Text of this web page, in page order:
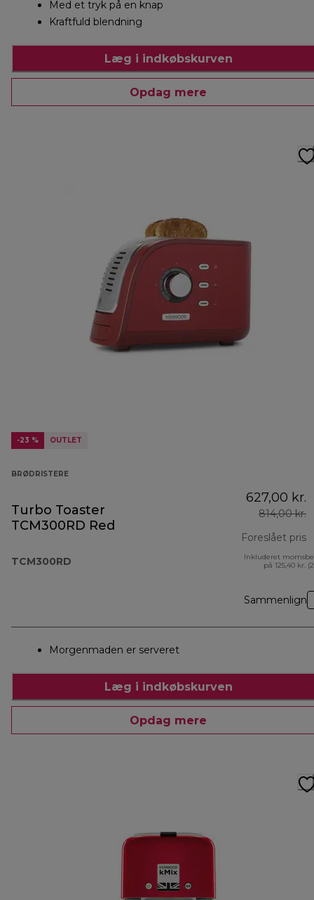
Med et tryk på en knap
Kraftfuld blendning
Læg i indkøbskurven
Opdag mere
-23 % OUTLET
BRØDRISTERE
Turbo Toaster
TCM300RD Red
TCM300RD
627,00 kr.
814,00 kr.
Foreslået pris
Inkluderet
på 125,40 kr.
Sammenlign
Morgenmaden er serveret
Læg i indkøbskurven
Opdag mere